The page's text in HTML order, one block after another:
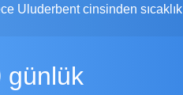
Uluderbent cinsinden sıcaklık
günlük